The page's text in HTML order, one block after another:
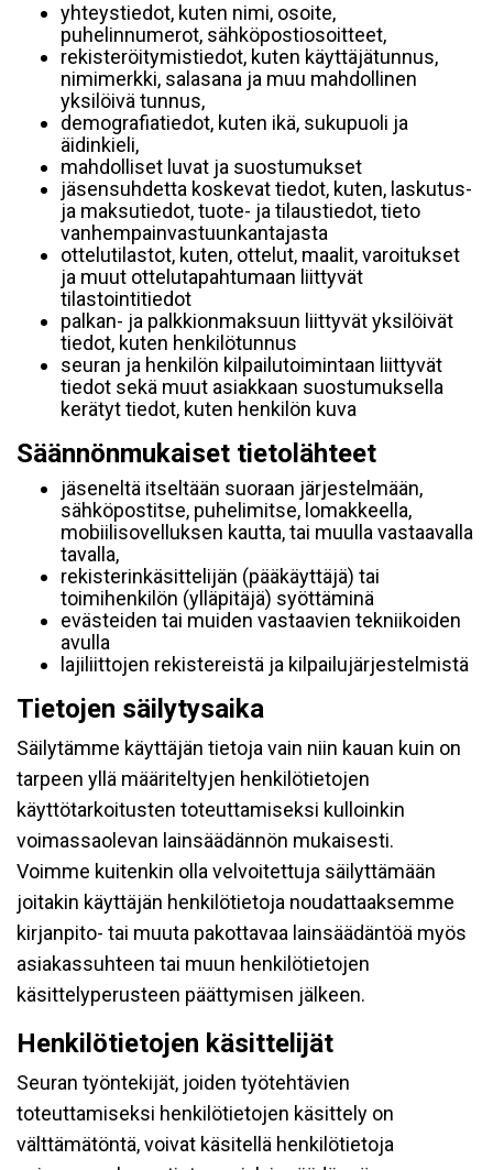
yhteystiedot, kuten nimi, osoite,
puhelinnumerot, sähköpostiosoitteet,
rekisteröitymistiedot, kuten käyttäjätunnus,
nimimerkki, salasana ja muu mahdollinen
yksilöivä tunnus,
demografiatiedot, kuten ikä, sukupuoli ja
äidinkieli,
mahdolliset luvat ja suostumukset
jäsensuhdetta koskevat tiedot, kuten, laskutus-
ja maksutiedot, tuote- ja tilaustiedot, tieto
vanhempainvastuunkantajasta
ottelutilastot, kuten, ottelut, maalit, varoitukset
ja muut ottelutapahtumaan liittyvät
tilastointitiedot
palkan- ja palkkionmaksuun liittyvät yksilöivät
tiedot, kuten henkilötunnus
seuran ja henkilön kilpailutoimintaan liittyvät
tiedot sekä muut asiakkaan suostumuksella
kerätyt tiedot, kuten henkilön kuva
Säännönmukaiset tietolähteet
jäseneltä itseltään suoraan järjestelmään,
sähköpostitse, puhelimitse, lomakkeella,
mobiilisovelluksen kautta, tai muulla vastaavalla
tavalla,
rekisterinkäsittelijän (pääkäyttäjä) tai
toimihenkilön (ylläpitäjä) syöttäminä
evästeiden tai muiden vastaavien tekniikoiden
avulla
lajiliittojen rekistereistä ja kilpailujärjestelmistä
Tietojen säilytysaika
Säilytämme käyttäjän tietoja vain niin kauan kuin on
tarpeen yllä määriteltyjen henkilötietojen
käyttötarkoitusten toteuttamiseksi kulloinkin
voimassaolevan lainsäädännön mukaisesti.
Voimme kuitenkin olla velvoitettuja säilyttämään
joitakin käyttäjän henkilötietoja noudattaaksemme
kirjanpito- tai muuta pakottavaa lainsäädäntöä myös
asiakassuhteen tai muun henkilötietojen
käsittelyperusteen päättymisen jälkeen.
Henkilötietojen käsittelijät
Seuran työntekijät, joiden työtehtävien
toteuttamiseksi henkilötietojen käsittely on
välttämätöntä, voivat käsitellä henkilötietoja